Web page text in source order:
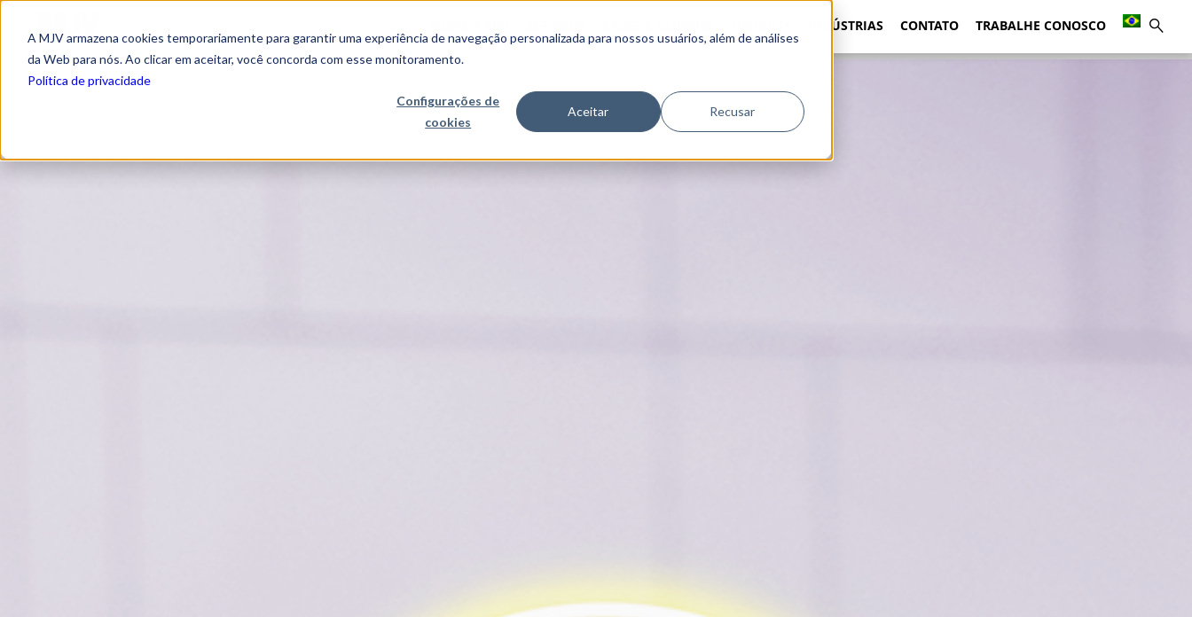
A MJV armazena cookies temporariamente para garantir uma experiência de navegação personalizada para nossos usuários, além de análises
da Web para nós. Ao clicar em aceitar, você concorda com esse monitoramento.
Política de privacidade
Configurações de
cookies
Aceitar Recusar
INDÚSTRIAS CONTATO TRABALHE CONOSCO